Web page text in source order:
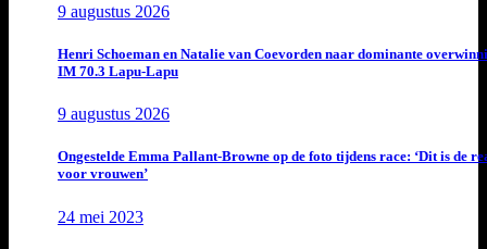
9 augustus 2026
Henri Schoeman en Natalie van Coevorden naar dominante
IM 70.3 Lapu-Lapu
9 augustus 2026
Ongestelde Emma Pallant-Browne op de foto tijdens race: ‘Dit is de
voor vrouwen’
24 mei 2023